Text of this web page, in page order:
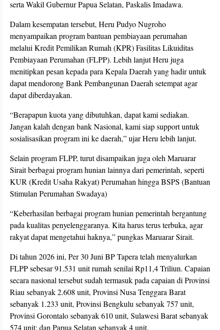
serta Wakil Gubernur Papua Selatan, Paskalis Imadawa.
Dalam kesempatan tersebut, Heru Pudyo Nugroho
menyampaikan program bantuan pembiayaan perumahan
melalui Kredit Pemilikan Rumah (KPR) Fasilitas Likuiditas
Pembiayaan Perumahan (FLPP). Lebih lanjut Heru juga
menitipkan pesan kepada para Kepala Daerah yang hadir untuk
dapat mendorong Bank Pembangunan Daerah setempat agar
dapat diberdayakan.
“Berapapun kuota yang dibutuhkan, dapat kami sediakan.
Jangan kalah dengan bank Nasional, kami siap support untuk
sosialisasikan program ini ke daerah,” ujar Heru lebih lanjut.
Selain program FLPP, turut disampaikan juga oleh Maruarar
Sirait berbagai program hunian lainnya dari pemerintah, seperti
KUR (Kredit Usaha Rakyat) Perumahan hingga BSPS (Bantuan
Stimulan Perumahan Swadaya)
“Keberhasilan berbagai program hunian pemerintah bergantung
pada kualitas penyelenggaranya. Kita harus terus terbuka, agar
rakyat dapat mengetahui haknya,” pungkas Maruarar Sirait.
Di tahun 2026 ini, Per 30 Juni BP Tapera telah menyalurkan
FLPP sebesar 91.531 unit rumah senilai Rp11,4 Triliun. Capaian
secara nasional tersebut sudah termasuk pada capaian di Provinsi
Riau sebanyak 2.608 unit, Provinsi Nusa Tenggara Barat
sebanyak 1.233 unit, Provinsi Bengkulu sebanyak 757 unit,
Provinsi Gorontalo sebanyak 610 unit, Sulawesi Barat sebanyak
574 unit; dan Papua Selatan sebanyak 4 unit.